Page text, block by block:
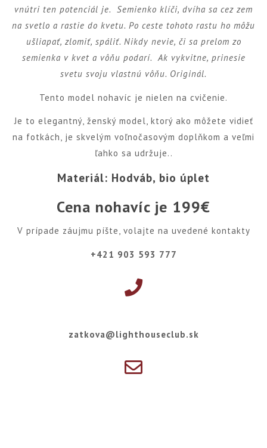
vnútri ten potenciál je. Semienko klíči, dvíha sa cez zem
na svetlo a rastie do kvetu. Po ceste tohoto rastu ho môžu
ušliapať, zlomiť, spáliť. Nikdy nevie, či sa prelom zo
semienka v kvet a vôňu podarí. Ak vykvitne, prinesie
svetu svoju vlastnú vôňu. Originál.
Tento model nohavíc je nielen na cvičenie.
Je to elegantný, ženský model, ktorý ako môžete vidieť
na fotkách, je skvelým voľnočasovým doplňkom a veľmi
ľahko sa udržuje..
Materiál: Hodváb, bio úplet
Cena nohavíc je 199€
V prípade záujmu píšte, volajte na uvedené kontakty
+421 903 593 777
zatkova@lighthouseclub.sk